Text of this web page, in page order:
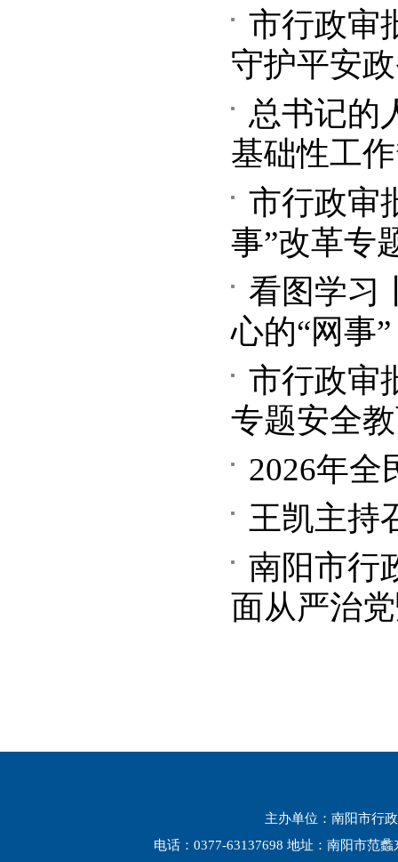
市行政审
守护平安
总书记的
基础性工
市行政审
事”改革专
看图学习
心的“网事”
市行政审
专题安全
2026年全
王凯主持
南阳市行
面从严治
主办单位：南阳市行
电话：0377-63137698 地址：南阳市范